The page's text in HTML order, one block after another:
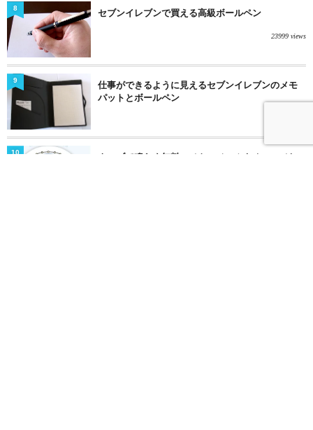
セブンイレブンで買える高級ボールペン
23999 views
8
仕事ができるように見えるセブンイレブンのメモ
パットとボールペン
9
ウェブで鳴らす無料のメトロノームをオススメし
10